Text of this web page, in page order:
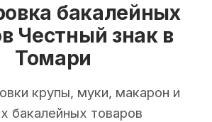
бакалейных
Честный знак в
Томари
крупы, муки, макарон и
бакалейных товаров